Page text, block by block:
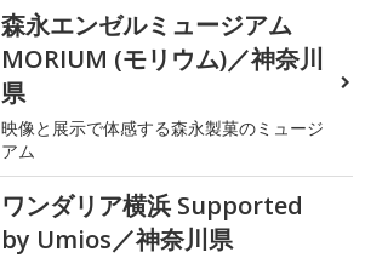
森永エンゼルミュージアム
MORIUM (モリウム)／神奈川
県
映像と展示で体感する森永製菓のミュージ
アム
ワンダリア横浜 Supported
by Umios／神奈川県